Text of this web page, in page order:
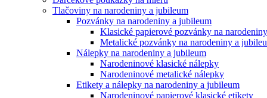
Tlačoviny na narodeniny a jubileum
Pozvánky na narodeniny a jubileum
Klasické papierové pozvánky na
Metalické pozvánky na narodeniny a
Nálepky na narodeniny a jubileum
Narodeninové klasické nálepky
Narodeninové metalické nálepky
Etikety a nálepky na narodeniny a jubileum
Narodeninové papierové klasické etikety